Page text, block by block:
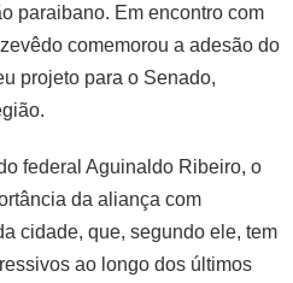
paraibano. Em encontro com
comemorou a adesão do
projeto para o Senado,
federal Aguinaldo Ribeiro, o
da aliança com
cidade, que, segundo ele, tem
ao longo dos últimos